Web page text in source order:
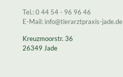
Tel.: 0 44 54 - 96 96 46
E-Mail: info@tierarztpraxis-jade.de
Kreuzmoorstr. 36
26349 Jade